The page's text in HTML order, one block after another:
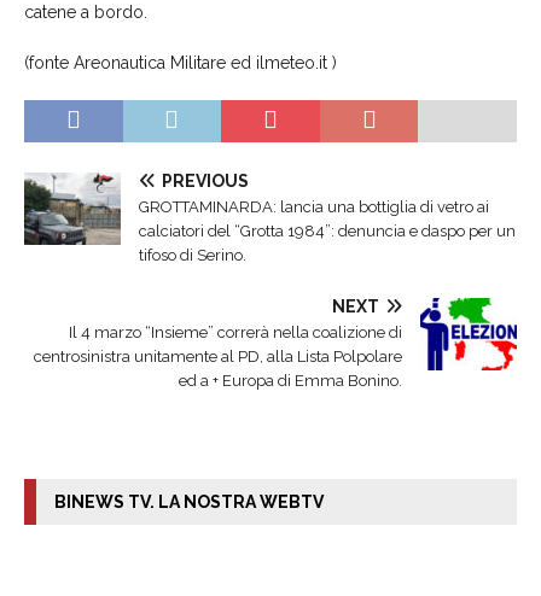
catene a bordo.
(fonte Areonautica Militare ed ilmeteo.it )
PREVIOUS
GROTTAMINARDA: lancia una bottiglia di vetro ai
calciatori del “Grotta 1984”: denuncia e daspo per un
tifoso di Serino.
NEXT
Il 4 marzo “Insieme” correrà nella coalizione di
centrosinistra unitamente al PD, alla Lista Polpolare
ed a + Europa di Emma Bonino.
BINEWS TV. LA NOSTRA WEBTV